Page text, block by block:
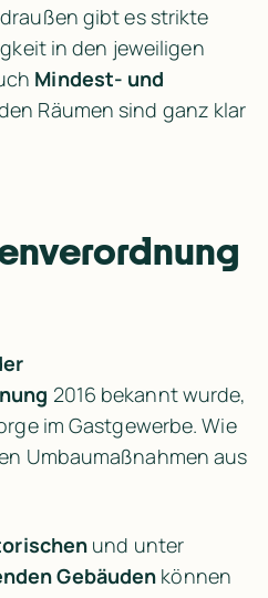
gibt es strikte
in den jeweiligen
Mindest- und
Räumen sind ganz klar
2016 bekannt wurde,
im Gastgewerbe. Wie
Umbaumaßnahmen aus
Gebäuden können